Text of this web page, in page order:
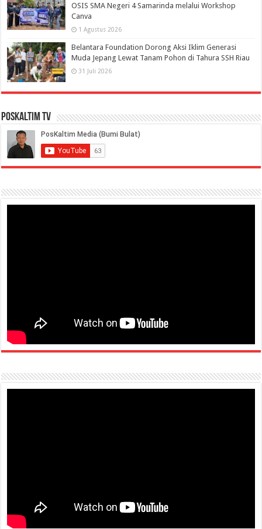
OSIS SMA Negeri 4 Samarinda melalui Workshop
Canva
1 Agustus 2026
Belantara Foundation Dorong Aksi Iklim Generasi
Muda Jepang Lewat Tanam Pohon di Tahura SSH Riau
31 Juli 2026
PosKaltim TV